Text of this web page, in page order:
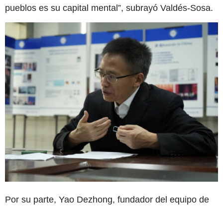
pueblos es su capital mental”, subrayó Valdés-Sosa.
Por su parte, Yao Dezhong, fundador del equipo de